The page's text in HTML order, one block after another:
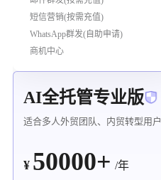
短信营销(按需充值)
WhatsApp群发(自助申请)
商机中心
AI全托管专业版
适合多人外贸团队、内贸转型用户
¥ 50000+ /年